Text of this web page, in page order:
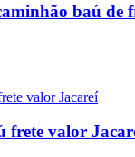
baú de
frete valor